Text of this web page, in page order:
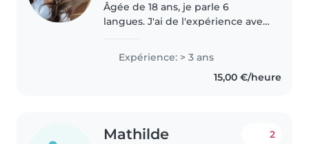
Âgée de 18 ans, je parle 6
langues. J'ai de l'expérience avec
d'agent socio-pédagogique. J'ai
terminé ma formation et
j'obtiendrai mon diplôme en
Expérience: > 3 ans
15,00 €/heure
Mathilde 2